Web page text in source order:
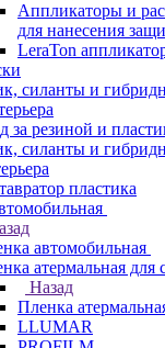
Аппликаторы и
для нанесения
LeraTon
силанты и
за резиной и
силанты и
пластика
автомобильная
атермальная для
Назад
Пленка
LLUMAR